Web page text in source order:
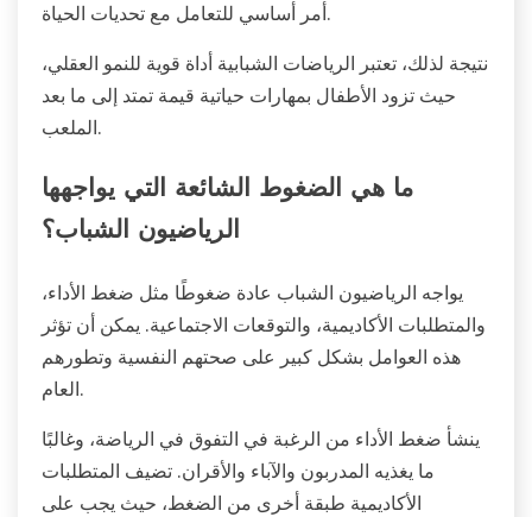
أمر أساسي للتعامل مع تحديات الحياة.
نتيجة لذلك، تعتبر الرياضات الشبابية أداة قوية للنمو العقلي،
حيث تزود الأطفال بمهارات حياتية قيمة تمتد إلى ما بعد
الملعب.
ما هي الضغوط الشائعة التي يواجهها
الرياضيون الشباب؟
يواجه الرياضيون الشباب عادة ضغوطًا مثل ضغط الأداء،
والمتطلبات الأكاديمية، والتوقعات الاجتماعية. يمكن أن تؤثر
هذه العوامل بشكل كبير على صحتهم النفسية وتطورهم
العام.
ينشأ ضغط الأداء من الرغبة في التفوق في الرياضة، وغالبًا
ما يغذيه المدربون والآباء والأقران. تضيف المتطلبات
الأكاديمية طبقة أخرى من الضغط، حيث يجب على